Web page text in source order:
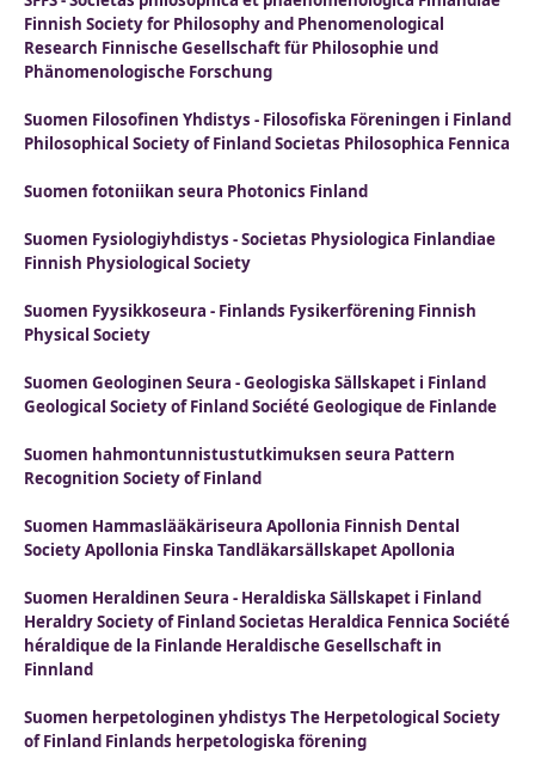
Finnish Society for Philosophy and Phenomenological
Research Finnische Gesellschaft für Philosophie und
Phänomenologische Forschung
Suomen Filosofinen Yhdistys - Filosofiska Föreningen i Finland
Philosophical Society of Finland Societas Philosophica Fennica
Suomen fotoniikan seura Photonics Finland
Suomen Fysiologiyhdistys - Societas Physiologica Finlandiae
Finnish Physiological Society
Suomen Fyysikkoseura - Finlands Fysikerförening Finnish
Physical Society
Suomen Geologinen Seura - Geologiska Sällskapet i Finland
Geological Society of Finland Société Geologique de Finlande
Suomen hahmontunnistustutkimuksen seura Pattern
Recognition Society of Finland
Suomen Hammaslääkäriseura Apollonia Finnish Dental
Society Apollonia Finska Tandläkarsällskapet Apollonia
Suomen Heraldinen Seura - Heraldiska Sällskapet i Finland
Heraldry Society of Finland Societas Heraldica Fennica Société
héraldique de la Finlande Heraldische Gesellschaft in
Finnland
Suomen herpetologinen yhdistys The Herpetological Society
of Finland Finlands herpetologiska förening